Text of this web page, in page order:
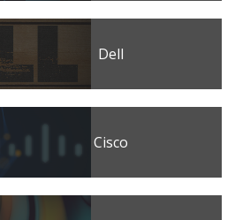
Dell
Cisco